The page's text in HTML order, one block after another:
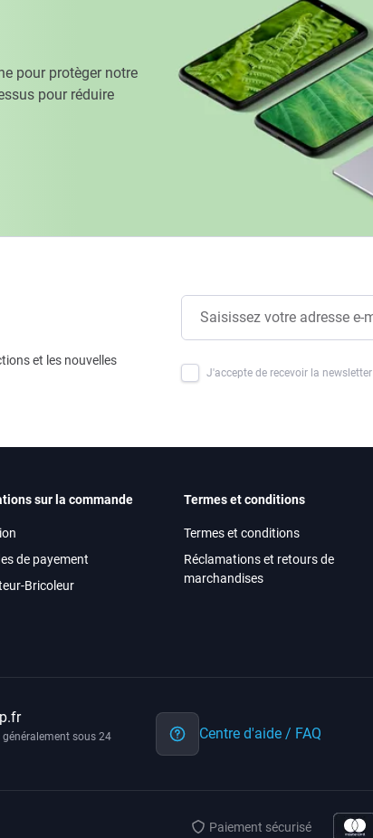
pour protèger notre
pour réduire
et les nouvelles
J'accepte de recevoir la newsletter
sur la commande
de payement
Bricoleur
Termes et conditions
Termes et conditions
Réclamations et retours de
marchandises
sous 24
Centre d'aide / FAQ
Paiement sécurisé